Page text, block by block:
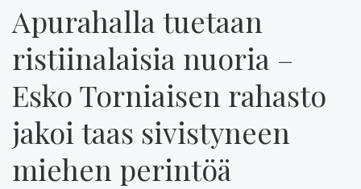
Apurahalla tuetaan
ristiinalaisia nuoria –
Esko Torniaisen rahasto
jakoi taas sivistyneen
miehen perintöä